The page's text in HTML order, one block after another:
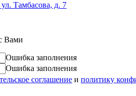
Тамбасова, д. 7
Вами
Ошибка заполнения
Ошибка заполнения
соглашение и политику